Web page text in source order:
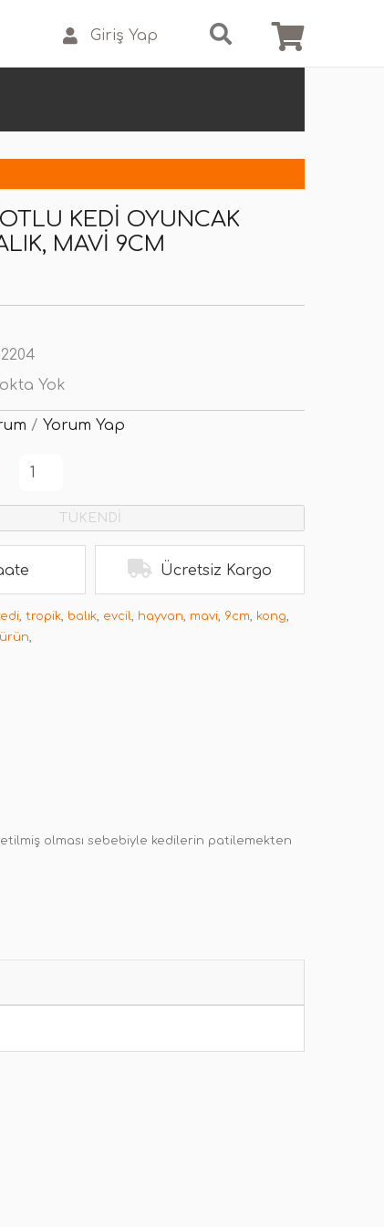
Giriş Yap
KEDI OYUNCAK
MAVI 9CM
Yok
/ Yorum Yap
TÜKENDİ
Ücretsiz Kargo
, tropik, balık, evcil, hayvan, mavi, 9cm, kong,
ürün,
olması sebebiyle kedilerin patilemekten